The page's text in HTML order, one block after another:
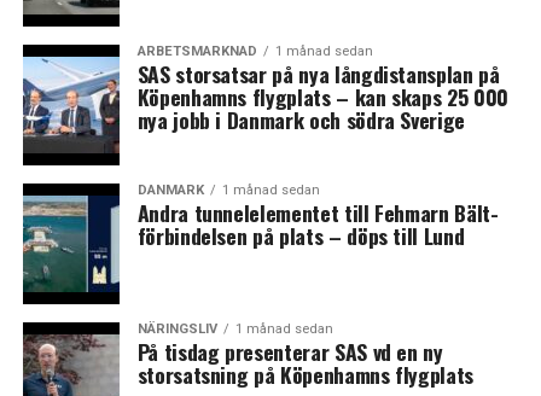
ARBETSMARKNAD 1 månad sedan
SAS storsatsar på nya långdistansplan på
Köpenhamns flygplats – kan skaps 25 000
nya jobb i Danmark och södra Sverige
DANMARK 1 månad sedan
Andra tunnelelementet till Fehmarn Bält-
förbindelsen på plats – döps till Lund
NÄRINGSLIV 1 månad sedan
På tisdag presenterar SAS vd en ny
storsatsning på Köpenhamns flygplats